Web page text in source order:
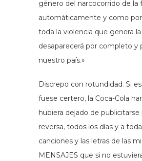
género del narcocorrido de la
automáticamente y como
toda la violencia que genera
desaparecerá por completo y
nuestro país.»
Discrepo con rotundidad. Si
fuese certero, la Coca-Cola
hubiera dejado de
reversa, todos los días y a
canciones y las letras de las
MENSAJES que si no